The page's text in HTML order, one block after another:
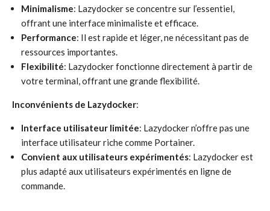
Minimalisme: Lazydocker se concentre sur l’essentiel,
offrant une interface minimaliste et efficace.
Performance: Il est rapide et léger, ne nécessitant pas de
ressources importantes.
Flexibilité: Lazydocker fonctionne directement à partir de
votre terminal, offrant une grande flexibilité.
Inconvénients de Lazydocker:
Interface utilisateur limitée: Lazydocker n’offre pas une
interface utilisateur riche comme Portainer.
Convient aux utilisateurs expérimentés: Lazydocker est
plus adapté aux utilisateurs expérimentés en ligne de
commande.